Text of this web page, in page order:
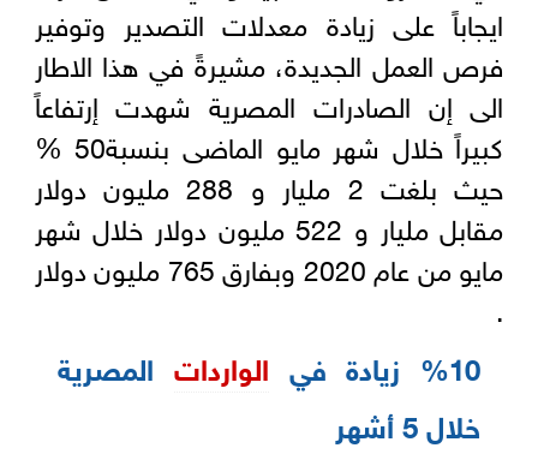
ايجاباً على زيادة معدلات التصدير وتوفير
فرص العمل الجديدة، مشيرةً في هذا الاطار
الى إن الصادرات المصرية شهدت إرتفاعاً
كبيراً خلال شهر مايو الماضى بنسبة50 %
حيث بلغت 2 مليار و 288 مليون دولار
مقابل مليار و 522 مليون دولار خلال شهر
مايو من عام 2020 وبفارق 765 مليون دولار
.
%10 زيادة في الواردات المصرية
خلال 5 أشهر